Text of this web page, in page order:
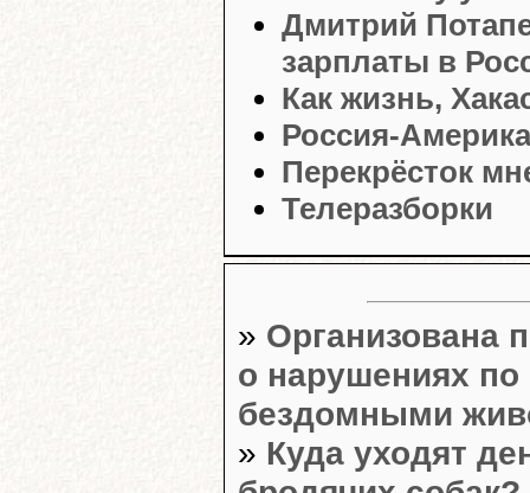
Дмитрий
зарплаты в
Как жизнь,
Россия-
Перекрёсток
Телеразборки
» Организована
о нарушениях
бездомными
» Куда уходят